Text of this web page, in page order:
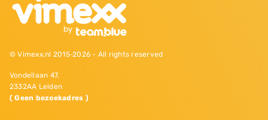
© Vimexx.nl 2015‐2026 - All rights reserved
Vondellaan 47,
2332AA Leiden
( Geen bezoekadres )